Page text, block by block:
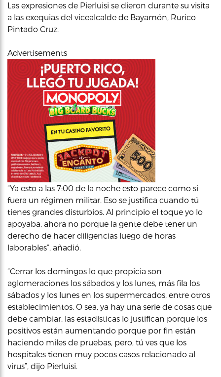
Las expresiones de Pierluisi se dieron durante su visita
a las exequias del vicealcalde de Bayamón, Rurico
Pintado Cruz.
Advertisements
“Ya esto a las 7:00 de la noche esto parece como si
fuera un régimen militar. Eso se justifica cuando tú
tienes grandes disturbios. Al principio el toque yo lo
apoyaba, ahora no porque la gente debe tener un
derecho de hacer diligencias luego de horas
laborables”, añadió.
“Cerrar los domingos lo que propicia son
aglomeraciones los sábados y los lunes, más fila los
sábados y los lunes en los supermercados, entre otros
establecimientos. O sea, ya hay una serie de cosas que
debe cambiar, las estadísticas lo justifican porque los
positivos están aumentando porque por fin están
haciendo miles de pruebas, pero, tú ves que los
hospitales tienen muy pocos casos relacionado al
virus”, dijo Pierluisi.